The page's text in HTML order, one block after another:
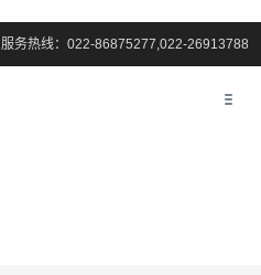
服务热线：022-86875277,022-26913788